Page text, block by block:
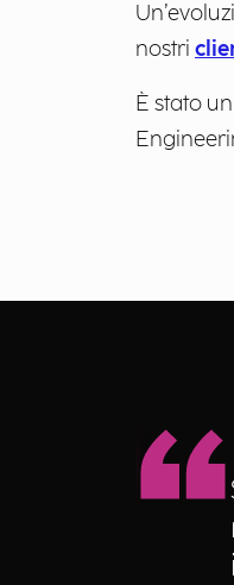
nostri
È stato